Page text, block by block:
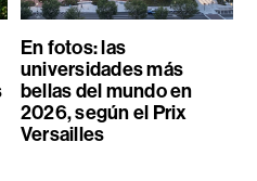
En fotos: las
universidades más
bellas del mundo en
2026, según el Prix
Versailles